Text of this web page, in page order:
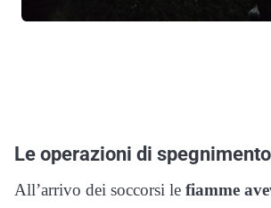
Le operazioni di spegnimento
All’arrivo dei soccorsi le fiamme